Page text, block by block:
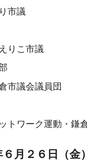
市議
りこ市議
市議会議員団
トワーク運動・鎌
月２６日（金）